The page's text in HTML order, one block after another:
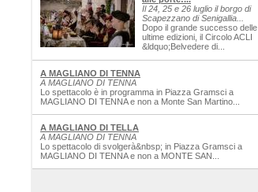
Il 24, 25 e 26 luglio il borgo di
Scapezzano di Senigallia...
Dopo il grande successo delle
ultime edizioni, il Circolo ACLI
&ldquo;Belvedere di...
A MAGLIANO DI TENNA
A MAGLIANO DI TENNA
Lo spettacolo è in programma in Piazza Gramsci a
MAGLIANO DI TENNA e non a Monte San Martino...
A MAGLIANO DI TELLA
A MAGLIANO DI TENNA
Lo spettacolo di svolgerà&nbsp; in Piazza Gramsci a
MAGLIANO DI TENNA e non a MONTE SAN...